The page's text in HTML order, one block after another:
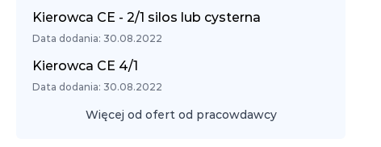
Kierowca CE - 2/1 silos lub cysterna
Data dodania: 30.08.2022
Kierowca CE 4/1
Data dodania: 30.08.2022
Więcej od ofert od pracowdawcy